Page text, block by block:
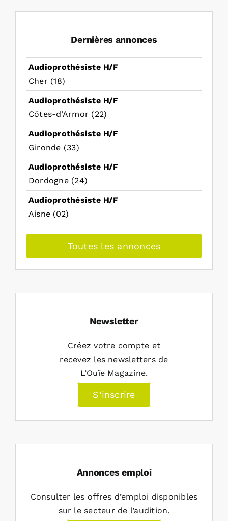
Dernières annonces
Audioprothésiste H/F
Cher (18)
Audioprothésiste H/F
Côtes-d'Armor (22)
Audioprothésiste H/F
Gironde (33)
Audioprothésiste H/F
Dordogne (24)
Audioprothésiste H/F
Aisne (02)
Toutes les annonces
Newsletter
Créez votre compte et
recevez les newsletters de
L’Ouïe Magazine.
S’inscrire
Annonces emploi
Consulter les offres d’emploi disponibles
sur le secteur de l’audition.